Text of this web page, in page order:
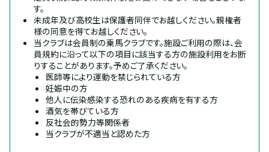
す。
未成年及び高校生は保護者同伴でお越しください。親権者
様の同意を得てお越しください。
当クラブは会員制の乗馬クラブです。施設ご利用の際は、会
員規約に沿って以下の項目に該当する方の施設利用をお断
りすることがあります。予めご了承ください。
医師等により運動を禁じられている方
妊娠中の方
他人に伝染感染する恐れのある疾病を有する方
酒気を帯びている方
反社会的勢力等関係者
当クラブが不適当と認めた方